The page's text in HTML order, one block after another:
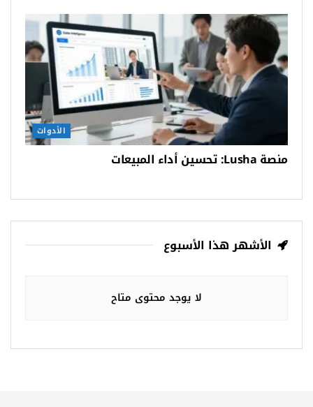
الأدوات
منصة Lusha: تحسين أداء المبيعات
الأشهر هذا الأسبوع
لا يوجد محتوى متاح